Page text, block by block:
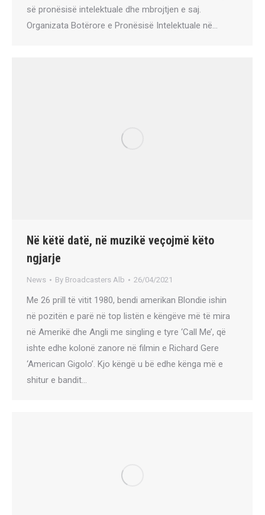
së pronësisë intelektuale dhe mbrojtjen e saj.
Organizata Botërore e Pronësisë Intelektuale në…
Në këtë datë, në muzikë veçojmë këto
ngjarje
News By Broadcasters Alb 26/04/2021
Me 26 prill të vitit 1980, bendi amerikan Blondie ishin
në pozitën e parë në top listën e këngëve më të mira
në Amerikë dhe Angli me singling e tyre ‘Call Me’, që
ishte edhe kolonë zanore në filmin e Richard Gere
‘American Gigolo’. Kjo këngë u bë edhe kënga më e
shitur e bandit…